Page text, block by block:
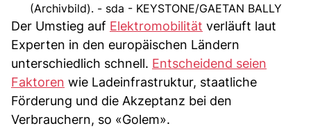
(Archivbild). - sda - KEYSTONE/GAETAN BALLY
Der Umstieg auf Elektromobilität verläuft laut
Experten in den europäischen Ländern
unterschiedlich schnell. Entscheidend seien
Faktoren wie Ladeinfrastruktur, staatliche
Förderung und die Akzeptanz bei den
Verbrauchern, so «Golem».